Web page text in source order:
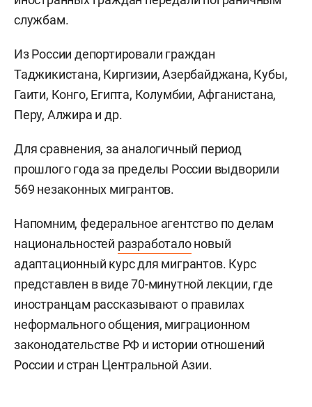
службам.
Из России депортировали граждан
Таджикистана, Киргизии, Азербайджана, Кубы,
Гаити, Конго, Египта, Колумбии, Афганистана,
Перу, Алжира и др.
Для сравнения, за аналогичный период
прошлого года за пределы России выдворили
569 незаконных мигрантов.
Напомним, федеральное агентство по делам
национальностей разработалоновый
адаптационный курс для мигрантов. Курс
представлен в виде 70-минутной лекции, где
иностранцам рассказывают о правилах
неформального общения, миграционном
законодательстве РФ и истории отношений
России и стран Центральной Азии.